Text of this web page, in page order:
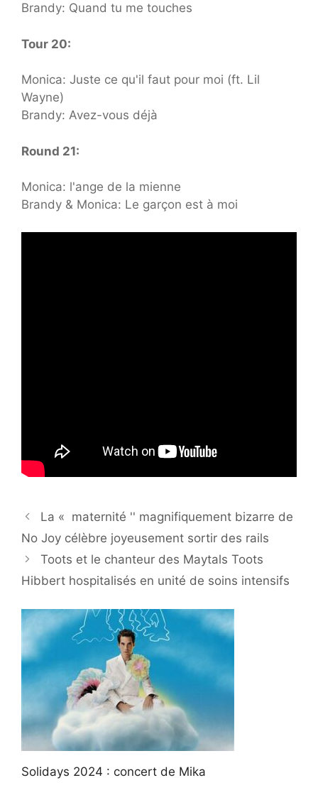
Brandy: Quand tu me touches
Tour 20:
Monica: Juste ce qu'il faut pour moi (ft. Lil
Wayne)
Brandy: Avez-vous déjà
Round 21:
Monica: l'ange de la mienne
Brandy & Monica: Le garçon est à moi
La « maternité '' magnifiquement bizarre de
No Joy célèbre joyeusement sortir des rails
Toots et le chanteur des Maytals Toots
Hibbert hospitalisés en unité de soins intensifs
Solidays 2024 : concert de Mika